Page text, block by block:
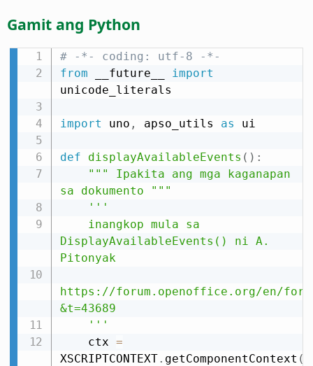
Gamit ang Python
# -*- coding: utf-8 -*-
from __future__
import
unicode_literals
import uno , apso_utils as ui
def displayAvailableEvents ( ) :
""" Ipakita ang mga kaganapan
sa dokumento """
'''
DisplayAvailableEvents() ni A.
Pitonyak
https://forum.openoffice.org/en/
&t=43689
    '''
    ctx
=
XSCRIPTCONTEXT. getComponentContext (